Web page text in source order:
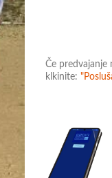
Če predvajanje
klkinite: